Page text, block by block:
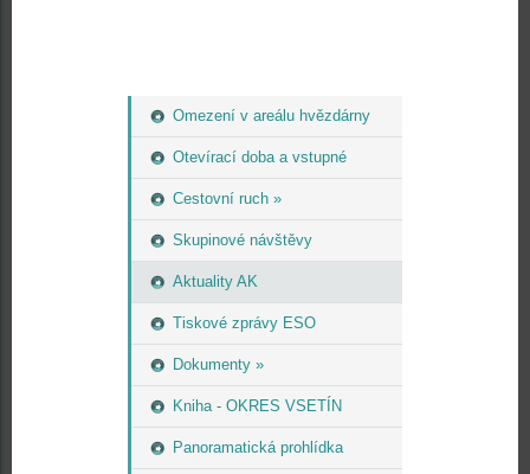
Omezení v areálu hvězdárny
Otevírací doba a vstupné
Cestovní ruch »
Skupinové návštěvy
Aktuality AK
Tiskové zprávy ESO
Dokumenty »
Kniha - OKRES VSETÍN
Panoramatická prohlídka